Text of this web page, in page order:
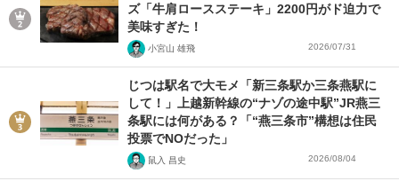
ズ「牛肩ロースステーキ」2200円がド迫力で
美味すぎた！
小宮山 雄飛 2026/07/31
じつは駅名で大モメ「新三条駅か三条燕駅に
して！」上越新幹線の“ナゾの途中駅”JR燕三
条駅には何がある？「“燕三条市”構想は住民
投票でNOだった」
鼠入 昌史 2026/08/04